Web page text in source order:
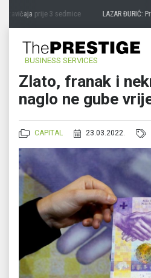
zavičajaprije 3 sedmice LAZAR ĐURIĆ:
BUSINESS SERVICES
Zlato, franak i
naglo ne gube
CAPITAL 23.03.2022.